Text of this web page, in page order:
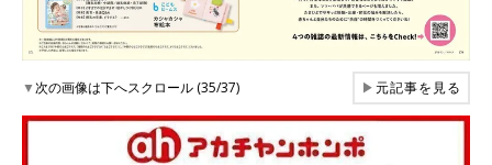
▼次の画像は下へスクロール (35/37) ▶元記事を見る